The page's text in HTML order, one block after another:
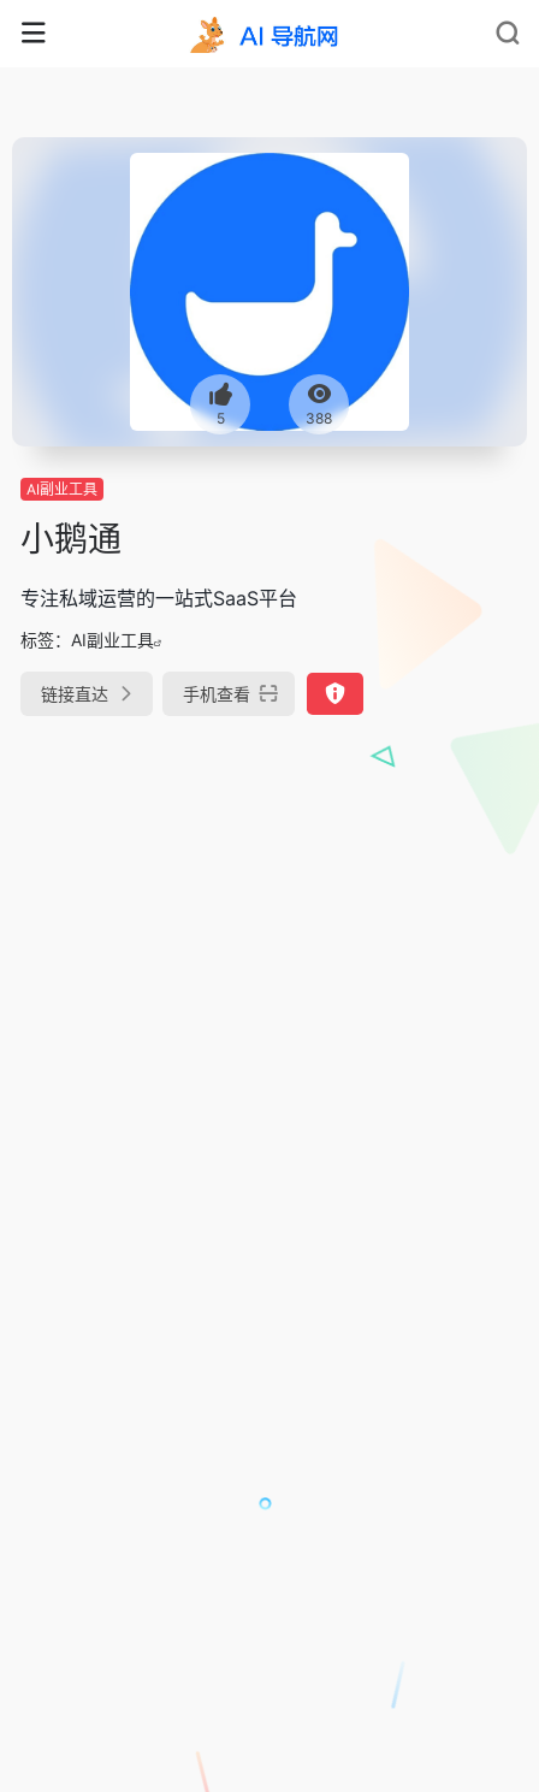
5 388
AI副业工具
小鹅通
专注私域运营的一站式SaaS平台
标签： AI副业工具
链接直达 手机查看